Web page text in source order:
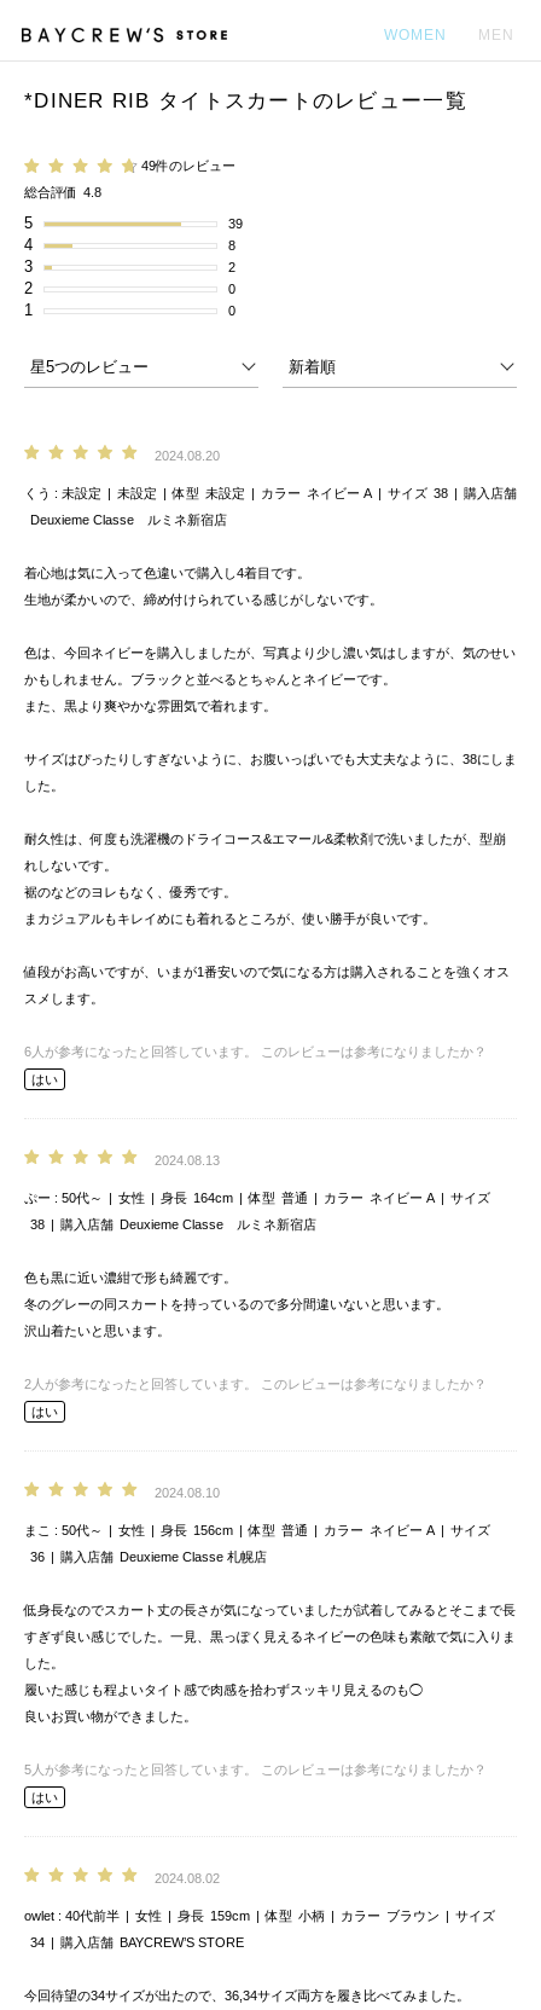
WOMEN MEN
*DINER RIB タイトスカートのレビュー一覧
49件のレビュー
総合評価 4.8
5 39
4 8
3 2
2 0
1 0
2024.08.20
くう 未設定 未設定 体型 未設定 カラー ネイビー A サイズ 38
購入店舗
Deuxieme Classe ルミネ新宿店
着心地は気に入って色違いで購入し4着目です。
生地が柔かいので、締め付けられている感じがしないです。
色は、今回ネイビーを購入しましたが、写真より少し濃い気はしますが、気のせい
かもしれません。ブラックと並べるとちゃんとネイビーです。
また、黒より爽やかな雰囲気で着れます。
サイズはぴったりしすぎないように、お腹いっぱいでも大丈夫なように、38にしま
した。
耐久性は、何度も洗濯機のドライコース&エマール&柔軟剤で洗いましたが、型崩
れしないです。
裾のなどのヨレもなく、優秀です。
まカジュアルもキレイめにも着れるところが、使い勝手が良いです。
値段がお高いですが、いまが1番安いので気になる方は購入されることを強くオス
スメします。
6 人が参考になったと回答しています。
このレビューは参考になりましたか？
はい
2024.08.13
ぷー 50代～ 女性 身長 164cm 体型 普通 カラー ネイビー A
サイズ
38
購入店舗 Deuxieme Classe ルミネ新宿店
色も黒に近い濃紺で形も綺麗です。
冬のグレーの同スカートを持っているので多分間違いないと思います。
沢山着たいと思います。
2 人が参考になったと回答しています。
このレビューは参考になりましたか？
はい
2024.08.10
まこ 50代～ 女性 身長 156cm 体型 普通 カラー ネイビー A
サイズ
36
購入店舗 Deuxieme Classe 札幌店
低身長なのでスカート丈の長さが気になっていましたが試着してみるとそこまで長
すぎず良い感じでした。一見、黒っぽく見えるネイビーの色味も素敵で気に入りま
した。
履いた感じも程よいタイト感で肉感を拾わずスッキリ見えるのも◯
良いお買い物ができました。
5 人が参考になったと回答しています。
このレビューは参考になりましたか？
はい
2024.08.02
owlet 40代前半 女性 身長 159cm 体型 小柄 カラー ブラウン
サイズ
34
購入店舗 BAYCREW’S STORE
今回待望の34サイズが出たので、36,34サイズ両方を履き比べてみました。